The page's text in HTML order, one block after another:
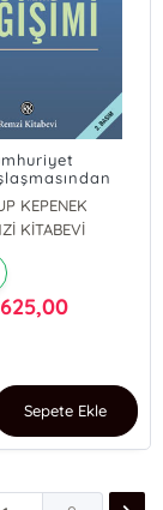
KEPENEK
KİTABEVİ
625,00
Sepete Ekle